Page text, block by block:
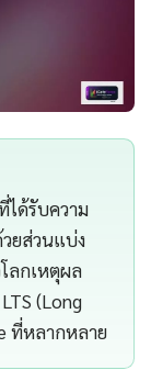
ได้รับความ
ยส่วนแบ่ง
ลกเหตุผล
(Long
ที่หลากหลาย